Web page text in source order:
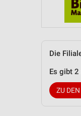
Die
Es gibt
ZU